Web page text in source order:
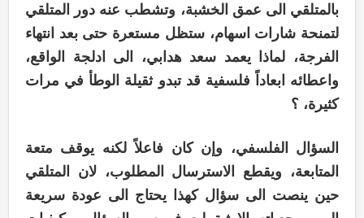
بالمتلقي الى عمق الخشبة، وتشطب عنه دور المتلقي
لتمنحة شارات اسهام، ستظل مستعرة حتى بعد انتهاء
الفرجة، لماذا يعمد سعد هدابي، الى ادلجة الواقع،
واعطائه ابعاداً فلسفية قد تبدو ثقيلة الوطأ في مرات
كثيرة، ؟
السؤال الفلسفي، وإن كان فاعلاً لكنه يوقف متعة
المتابعة، ويقطع الاسترسال المطلوب، لان المتلقي
حين ينصت الى سؤال كهذا يحتاج الى عودة سريعة